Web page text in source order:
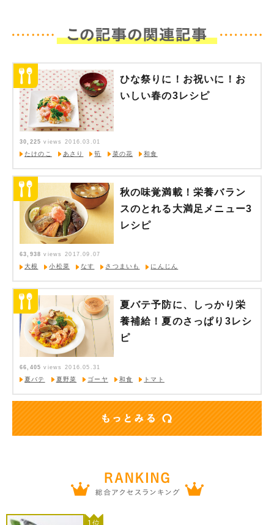
ひな祭りに！お祝いに！お
いしい春の3レシピ
30,225 views
2016.03.01
たけのこ
あさり 筍 菜の花 和食
秋の味覚満載！栄養バラン
スのとれる大満足メニュー3
レシピ
63,938 views
2017.09.07
大根
小松菜 なす さつまいも にんじん
夏バテ予防に、しっかり栄
養補給！夏のさっぱり3レシ
ピ
66,405 views
2016.05.31
夏バテ
夏野菜 ゴーヤ 和食 トマト